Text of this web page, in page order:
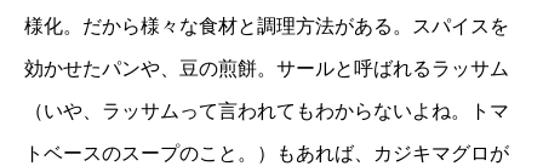
様化。だから様々な食材と調理方法がある。スパイスを
効かせたパンや、豆の煎餅。サールと呼ばれるラッサム
（いや、ラッサムって言われてもわからないよね。トマ
トベースのスープのこと。）もあれば、カジキマグロが